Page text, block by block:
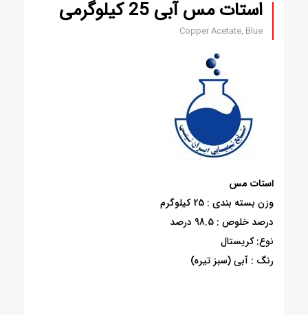
استات مس آبی 25 کیلوگرمی
Copper Acetate, Blue
استات مس
وزن بسته بندی : 25 کیلوگرم
درصد خلوص : 98.5 درصد
نوع: کریستال
رنگ : آبی (سبز تیره)